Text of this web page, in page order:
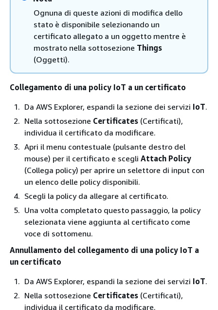
Ognuna di queste azioni di modifica dello
stato è disponibile selezionando un
certificato allegato a un oggetto mentre è
mostrato nella sottosezione Things
(Oggetti).
Collegamento di una policy IoT a un certificato
Da AWS Explorer, espandi la sezione dei servizi IoT.
Nella sottosezione Certificates (Certificati),
individua il certificato da modificare.
Apri il menu contestuale (pulsante destro del
mouse) per il certificato e scegli Attach Policy
(Collega policy) per aprire un selettore di input con
un elenco delle policy disponibili.
Scegli la policy da allegare al certificato.
Una volta completato questo passaggio, la policy
selezionata viene aggiunta al certificato come
voce di sottomenu.
Annullamento del collegamento di una policy IoT a
un certificato
Da AWS Explorer, espandi la sezione dei servizi IoT.
Nella sottosezione Certificates (Certificati),
individua il certificato da modificare.